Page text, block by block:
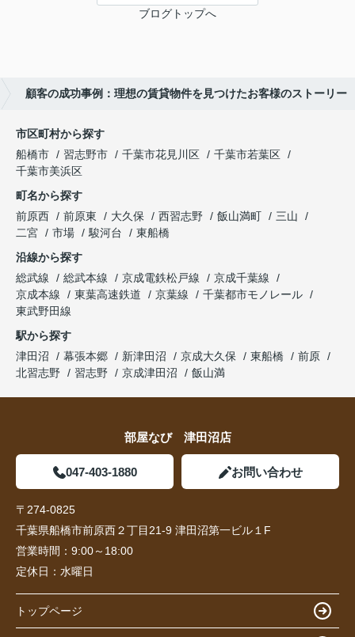
ブログトップへ
顧客の成功事例：理想の賃貸物件を見つけたお客様のストーリー
市区町村から探す
船橋市
習志野市 千葉市花見川区
千葉市若葉区
千葉市美浜区
町名から探す
前原西
前原東 大久保 西習志野 飯山満町
三山
二宮
市場 駿河台
東船橋
沿線から探す
総武線
総武本線 京成電鉄松戸線
京成千葉線
京成本線
東葉高速鉄道 京葉線
千葉都市モノレール
東武野田線
駅から探す
津田沼
幕張本郷 新津田沼 京成大久保 東船橋
前原
北習志野
習志野 京成津田沼 飯山満
部屋なび 津田沼店
047-403-1880 お問い合わせ
〒274-0825
千葉県船橋市前原西２丁目21-9 津田沼第一ビル１F
営業時間： 9:00～18:00
定休日： 水曜日
トップページ